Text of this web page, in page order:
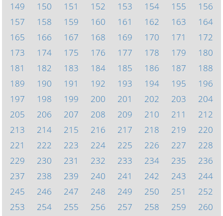
149
150 151 152 153 154 155
156
157
158 159 160 161 162 163
164
165
166 167 168 169 170 171
172
173
174 175 176 177 178 179
180
181
182 183 184 185 186 187
188
189
190 191 192 193 194 195
196
197
198 199 200 201 202 203
204
205
206 207 208 209 210 211
212
213
214 215 216 217 218 219
220
221
222 223 224 225 226 227
228
229
230 231 232 233 234 235
236
237
238 239 240 241 242 243
244
245
246 247 248 249 250 251
252
253
254 255 256 257 258 259
260